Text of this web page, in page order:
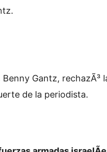
Gantz, rechazÃ³
de la periodista.